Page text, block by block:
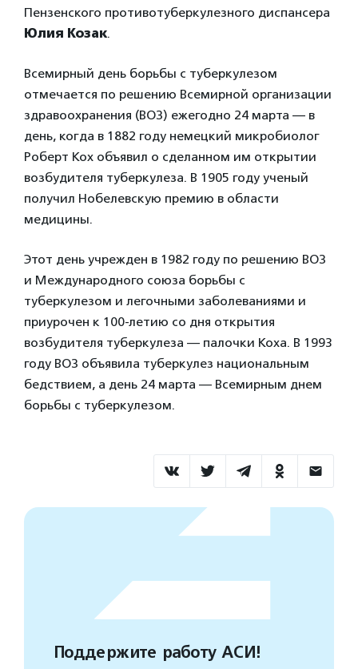
Пензенского противотуберкулезного диспансера
Юлия Козак.
Всемирный день борьбы с туберкулезом
отмечается по решению Всемирной организации
здравоохранения (ВОЗ) ежегодно 24 марта — в
день, когда в 1882 году немецкий микробиолог
Роберт Кох объявил о сделанном им открытии
возбудителя туберкулеза. В 1905 году ученый
получил Нобелевскую премию в области
медицины.
Этот день учрежден в 1982 году по решению ВОЗ
и Международного союза борьбы с
туберкулезом и легочными заболеваниями и
приурочен к 100-летию со дня открытия
возбудителя туберкулеза — палочки Коха. В 1993
году ВОЗ объявила туберкулез национальным
бедствием, а день 24 марта — Всемирным днем
борьбы с туберкулезом.
Поддержите работу АСИ!